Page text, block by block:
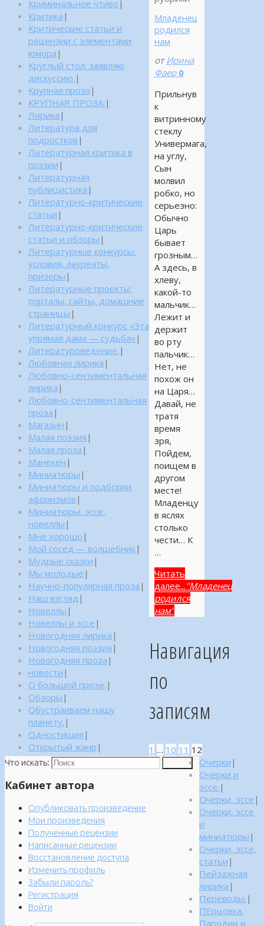
Младенец
родился
нам
от Ирина
Фаер 0
Прильнув
к
витринному
стеклу
Универмага,
на углу,
Сын
молвил
робко, но
серьезно:
Обычно
Царь
бывает
грозным…
А здесь, в
хлеву,
какой-то
мальчик…
Лежит и
держит
во рту
пальчик…
Нет, не
похож он
на Царя…
Давай, не
тратя
время
зря,
Пойдем,
поищем в
другом
месте!
Младенцу
в яслях
столько
чести… К
…
Читать
далее... "Младенец
родился
нам"
Навигация
по
записям
1 … 10 11 12
Что искать:
Кабинет автора
Опубликовать произведение
Мои произведения
Полученные рецензии
Написанные рецензии
Восстановление доступа
Изменить профиль
Забыли пароль?
Регистрация
Войти
Криминальное чтиво |
Критика |
Критические статьи и
рецензии с элементами
юмора |
Круглый стол: заявляю
дискуссию. |
Крупная проза |
КРУПНАЯ ПРОЗА: |
Лирика |
Литература для
подростков |
Литературная критика в
поэзии |
Литературная
публицистика |
Литературно-критические
статьи |
Литературно-критические
статьи и обзоры |
Литературные конкурсы:
условия, лауреаты,
призеры |
Литературные проекты:
порталы, сайты, домашние
страницы |
Литературный конкурс «Эта
упрямая дама — судьба» |
Литературоведение. |
Любовная лирика |
Любовно-сентиментальная
лирика |
Любовно-сентиментальная
проза |
Магазин |
Малая поэзия |
Малая проза |
Манекен |
Миниатюры |
Миниатюры и подборки
афоризмов |
Миниатюры, эссе,
новеллы |
Мне хорошо |
Мой сосед — волшебник|
Мудрые сказки |
Мы молодые |
Научно-популярная проза |
Наш взгляд |
Новеллы |
Новеллы и эссе |
Новогодняя лирика |
Новогодняя поэзия |
Новогодняя проза |
новости |
О большой прозе. |
Обзоры |
Обустраиваем нашу
планету. |
Одностишия |
Открытый жанр |
Очерки |
Очерки и
эссе. |
Очерки, эссе |
Очерки, эссе
и
миниатюры |
Очерки, эссе,
статьи |
Пейзажная
лирика |
Переводы. |
ПЕрцовка.
Пародии и